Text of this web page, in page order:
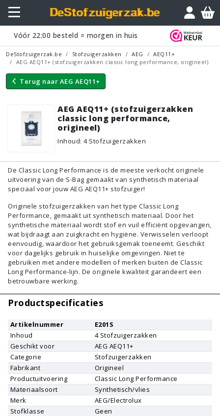
Vóór 22:00 besteld = morgen in huis
DeStofzuigerzak.be Stofzuigerzakken AEG
AEQ11+
AEG AEQ11+ (stofzuigerzakken classic long performance, origineel)
Terug naar AEG AEQ11+
AEG AEQ11+ (stofzuigerzakken
classic long performance,
origineel)
Inhoud: 4 Stofzuigerzakken
Vraagje?
De Classic Long Performance is de meeste verkocht originele
uitvoering van de S-Bag gemaakt van synthetisch materiaal
speciaal voor jouw AEG AEQ11+ stofzuiger!
Originele stofzuigerzakken van het type Classic Long
Performance, gemaakt uit synthetisch materiaal. Door het
synthetische materiaal wordt stof en vuil efficiënt opgevangen,
wat bijdraagt aan zuigkracht en hygiëne. Verwisselen verloopt
eenvoudig, waardoor het gebruiksgemak toeneemt. Geschikt
voor dagelijks gebruik in huiselijke omgevingen. Niet te
gebruiken met andere modellen of merken buiten de Classic
Long Performance-lijn. De originele kwaliteit garandeert een
betrouwbare werking.
Productspecificaties
Artikelnummer
E201S
Inhoud
4 Stofzuigerzakken
Geschikt voor
AEG AEQ11+
Categorie
Stofzuigerzakken
Fabrikant
Origineel
Productuitvoering
Classic Long Performance
Materiaalsoort
Synthetisch/vlies
Merk
AEG/Electrolux
Stofklasse
Geen